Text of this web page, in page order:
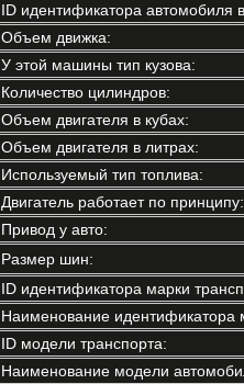
ID идентификатора автомобиля
Объем движка:
У этой машины тип кузова:
Количество цилиндров:
Объем двигателя в кубах:
Объем двигателя в литрах:
Используемый тип топлива:
Двигатель работает по принципу:
Привод у авто:
Размер шин:
ID идентификатора марки
Наименование идентификатора
ID модели транспорта:
Наименование модели